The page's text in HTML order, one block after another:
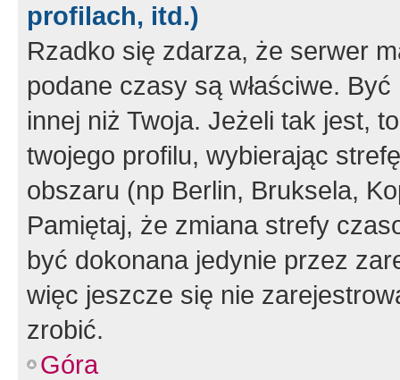
profilach, itd.)
Rzadko się zdarza, że serwer
podane czasy są właściwe.
innej niż Twoja. Jeżeli tak jest,
twojego profilu, wybierając
obszaru (np Berlin, Bruksela,
Pamiętaj, że zmiana strefy
być dokonana jedynie przez
więc jeszcze się nie
zrobić.
Góra